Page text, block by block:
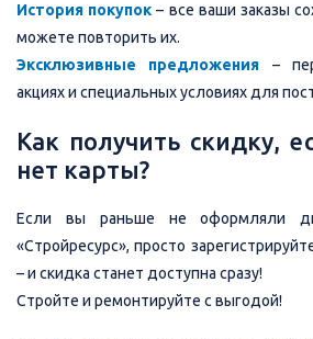
История покупок – все ваши заказы
можете повторить их.
Эксклюзивные предложения –
акциях и специальных условиях для
Как получить скидку,
нет карты?
Если вы раньше не оформляли
«Стройресурс», просто
– и скидка станет доступна сразу!
Стройте и ремонтируйте с выгодой!